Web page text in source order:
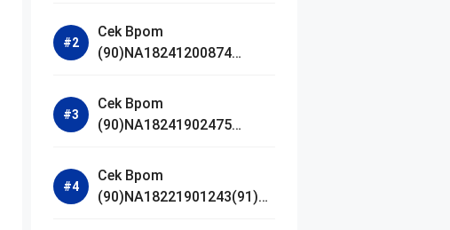
Bright Radiance Face
Wash
Cek Bpom
(90)NA18241200874
Acne Calm Micellar Water
Cek Bpom
(90)NA18241902475
Cek Bpom
(90)NA18221901243(91)25